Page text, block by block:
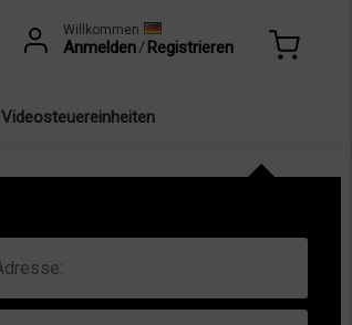
Willkommen
Anmelden/Registrieren
Videosteuereinheiten